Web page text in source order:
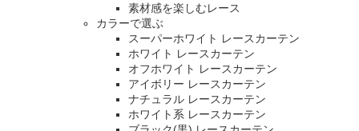
素材感を楽しむレース
カラーで選ぶ
スーパーホワイト レースカーテン
ホワイト レースカーテン
オフホワイト レースカーテン
アイボリー レースカーテン
ナチュラル レースカーテン
ホワイト系 レースカーテン